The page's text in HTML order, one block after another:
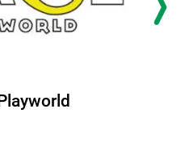
Albrook Bowling